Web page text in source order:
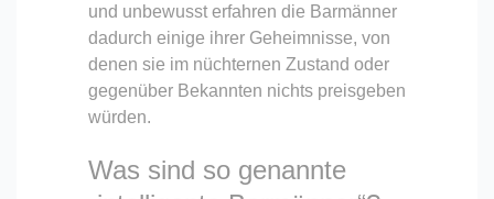
und unbewusst erfahren die Barmänner
dadurch einige ihrer Geheimnisse, von
denen sie im nüchternen Zustand oder
gegenüber Bekannten nichts preisgeben
würden.
Was sind so genannte